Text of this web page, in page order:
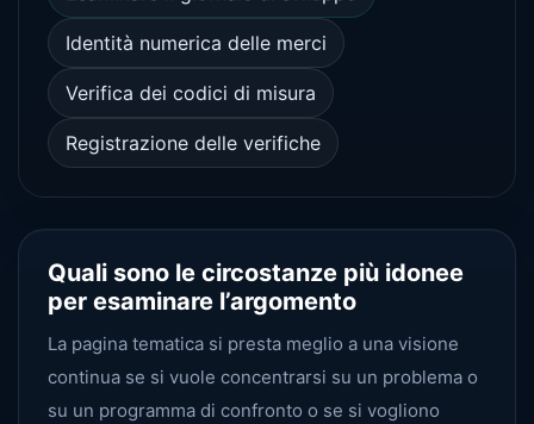
Identità numerica delle merci
Verifica dei codici di misura
Registrazione delle verifiche
Quali sono le circostanze più idonee
per esaminare l’argomento
La pagina tematica si presta meglio a una visione
continua se si vuole concentrarsi su un problema o
su un programma di confronto o se si vogliono